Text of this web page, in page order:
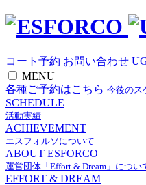
コート予約 お問い合わせ
MENU
各種ご予約はこちら 今後のス
SCHEDULE
活動実績
ACHIEVEMENT
エスフォルソについて
ABOUT ESFORCO
運営団体「Effort & Dream」につい
EFFORT & DREAM